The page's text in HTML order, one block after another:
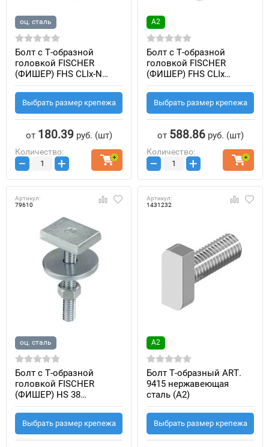
оц. сталь
Болт с T-образной
головкой FISCHER
(ФИШЕР) FHS CLIx-N
(оцинкованная сталь)
Выбрать размер крепежа
от 180.39 руб. (шт)
Количество:
− +
А2
Болт с Т-образной
головкой FISCHER
(ФИШЕР) FHS CLIx
(нержавеющая сталь
A2/AISI 304)
Выбрать размер крепежа
от 588.86 руб. (шт)
Количество:
− +
Артикул:
79610
оц. сталь
Болт с Т-образной
головкой FISCHER
(ФИШЕР) HS 38
(оцинкованная сталь)
Выбрать размер крепежа
Артикул:
1431232
А2
Болт Т-образный ART.
9415 нержавеющая
сталь (A2)
Выбрать размер крепежа